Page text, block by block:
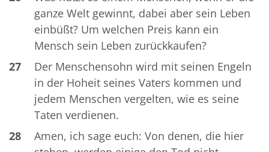
ganze Welt gewinnt, dabei aber sein Leben
einbüßt? Um welchen Preis kann ein
Mensch sein Leben zurückkaufen?
27
Der Menschensohn wird mit seinen Engeln
in der Hoheit seines Vaters kommen und
jedem Menschen vergelten, wie es seine
Taten verdienen.
28
Amen, ich sage euch: Von denen, die hier